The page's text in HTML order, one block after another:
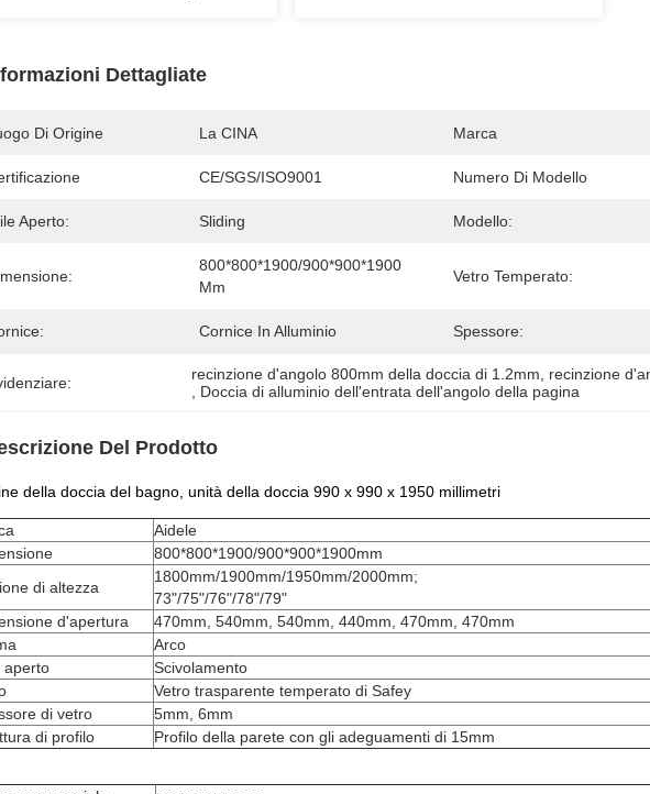
Dettagliate
Di Origine La CINA Marca
CE/SGS/ISO9001 Numero Di Modello
Aperto: Sliding Modello:
800*800*1900/900*900*1900
Mm
Vetro Temperato:
Cornice In Alluminio Spessore:
recinzione d'angolo 800mm della doccia di 1.2mm
recinzione
Doccia di alluminio dell'entrata dell'angolo della pagina
Del Prodotto
della doccia del bagno, unità della doccia 990 x 990 x 1950 millimetri
Aidele
800*800*1900/900*900*1900mm
di altezza
1800mm/1900mm/1950mm/2000mm;
73"/75"/76"/78"/79"
d'apertura
470mm, 540mm, 540mm, 440mm, 470mm, 470mm
Arco
aperto
Scivolamento
Vetro trasparente temperato di Safey
di vetro
5mm, 6mm
di profilo
Profilo della parete con gli adeguamenti di 15mm